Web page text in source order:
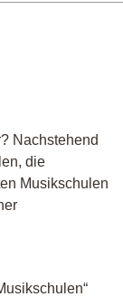
Nachstehend
die
Musikschulen